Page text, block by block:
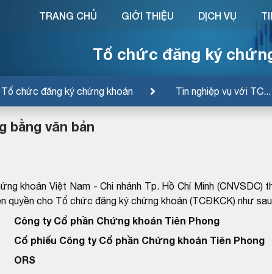
Tổ chức đăng ký
Tổ chức đăng ký chứng khoán Tin nghiệp vụ với TC...
TRANG CHỦ GIỚI THIỆU DỊCH VỤ
bằng văn bản
khoán Việt Nam - Chi nhánh Tp. Hồ Chí Minh (CNVSDC)
quyền cho Tổ chức đăng ký chứng khoán (TCĐKCK) như
Công ty Cổ phần Chứng khoán Tiên Phong
Cổ phiếu Công ty Cổ phần Chứng khoán Tiên Phong
ORS